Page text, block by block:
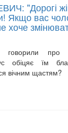
"Дорогі
Якщо вас
хоче
говорили про
обіцяє їм
вічним щастям?